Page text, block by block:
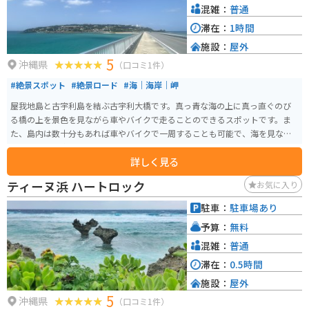
沖縄県 5 （口コミ1件）
#絶景スポット #絶景ロード #海｜海岸｜岬
屋我地島と古宇利島を結ぶ古宇利大橋です。真っ青な海の上に真っ直ぐのび
る橋の上を景色を見ながら車やバイクで走ることのできるスポットです。ま
た、島内は数十分もあれば車やバイクで一周することも可能で、海を見なが
らドライブを楽しめます。
詳しく見る
混雑： 普通
滞在： 1時間
施設： 屋外
ティーヌ浜 ハートロック お気に入り
沖縄県 5 （口コミ1件）
駐車： 駐車場あり
予算： 無料
混雑： 普通
滞在： 0.5時間
施設： 屋外